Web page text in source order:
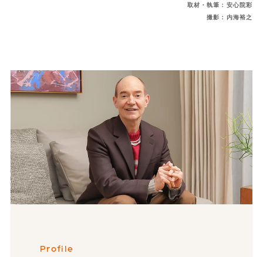
取材・執筆：安心院彩
撮影：内海裕之
Profile